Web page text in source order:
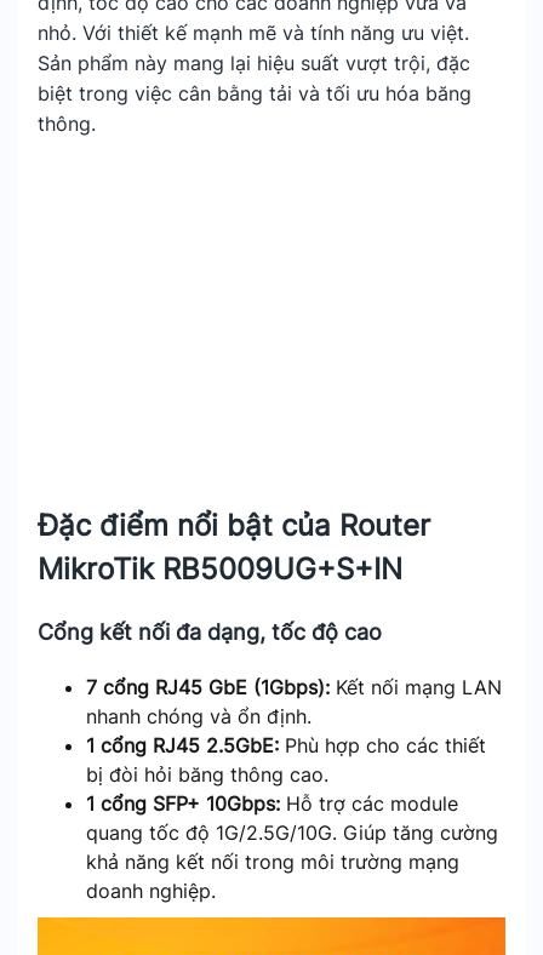
nhỏ. Với thiết kế mạnh mẽ và tính năng ưu việt.
Sản phẩm này mang lại hiệu suất vượt trội, đặc
biệt trong việc cân bằng tải và tối ưu hóa băng
thông.
Đặc điểm nổi bật của Router
MikroTik RB5009UG+S+IN
Cổng kết nối đa dạng, tốc độ cao
7 cổng RJ45 GbE (1Gbps): Kết nối mạng LAN
nhanh chóng và ổn định.
1 cổng RJ45 2.5GbE: Phù hợp cho các thiết
bị đòi hỏi băng thông cao.
1 cổng SFP+ 10Gbps: Hỗ trợ các module
quang tốc độ 1G/2.5G/10G. Giúp tăng cường
khả năng kết nối trong môi trường mạng
doanh nghiệp.